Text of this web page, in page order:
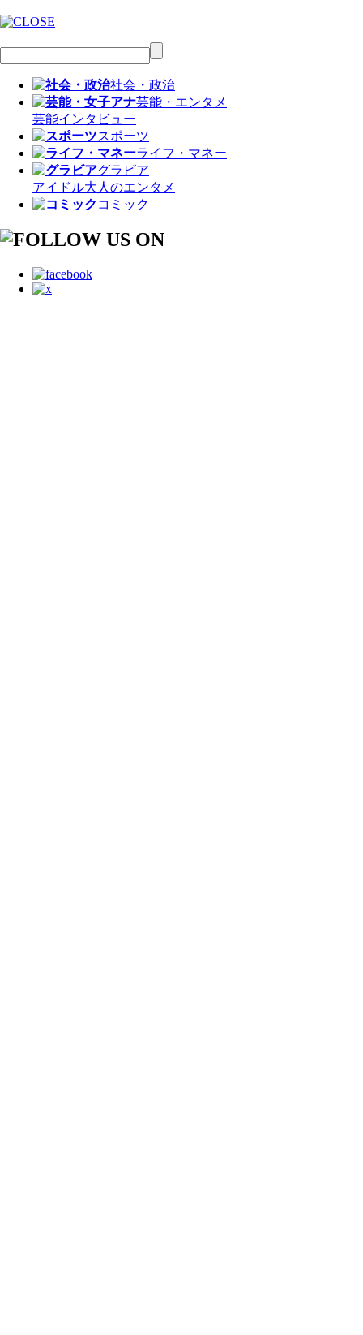
社会・政治
芸能・エンタメ
芸能インタビュー
スポーツ
ライフ・マネー
グラビア
アイドル大人のエンタメ
コミック